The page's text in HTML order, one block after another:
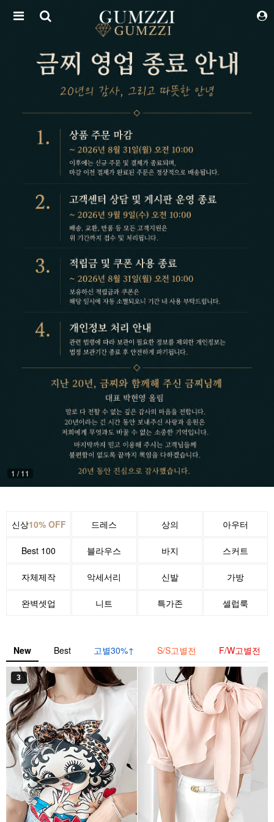
1 /11
신상10% OFF 드레스 상의 아우터
Best 100 블라우스 바지 스커트
자체제작 악세서리 신발 가방
완벽셋업 니트 특가존 셀럽룩
New Best 고별30%↑ S/S고별전 F/W고별전
3